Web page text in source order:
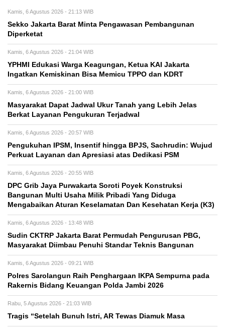
Kamis, 6 Agustus 2026 - 21:13 WIB
Sekko Jakarta Barat Minta Pengawasan Pembangunan
Diperketat
Kamis, 6 Agustus 2026 - 21:04 WIB
YPHMI Edukasi Warga Keagungan, Ketua KAI Jakarta
Ingatkan Kemiskinan Bisa Memicu TPPO dan KDRT
Kamis, 6 Agustus 2026 - 21:00 WIB
Masyarakat Dapat Jadwal Ukur Tanah yang Lebih Jelas
Berkat Layanan Pengukuran Terjadwal
Kamis, 6 Agustus 2026 - 20:57 WIB
Pengukuhan IPSM, Insentif hingga BPJS, Sachrudin: Wujud
Perkuat Layanan dan Apresiasi atas Dedikasi PSM
Kamis, 6 Agustus 2026 - 20:55 WIB
DPC Grib Jaya Purwakarta Soroti Poyek Konstruksi
Bangunan Multi Usaha Milik Pribadi Yang Diduga
Mengabaikan Aturan Keselamatan Dan Kesehatan Kerja (K3)
Kamis, 6 Agustus 2026 - 13:48 WIB
Sudin CKTRP Jakarta Barat Permudah Pengurusan PBG,
Masyarakat Diimbau Penuhi Standar Teknis Bangunan
Kamis, 6 Agustus 2026 - 09:21 WIB
Polres Sarolangun Raih Penghargaan IKPA Sempurna pada
Rakernis Bidang Keuangan Polda Jambi 2026
Rabu, 5 Agustus 2026 - 21:03 WIB
Tragis “Setelah Bunuh Istri, AR Tewas Diamuk Masa